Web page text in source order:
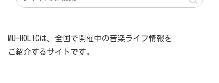
MU-HOLICは、全国で開催中の音楽ライブ情報を
ご紹介するサイトです。